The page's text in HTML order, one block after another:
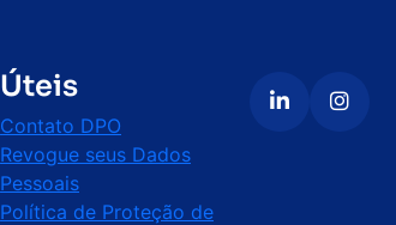
Úteis
Contato DPO
Revogue seus Dados
Pessoais
⁠Política de Proteção de